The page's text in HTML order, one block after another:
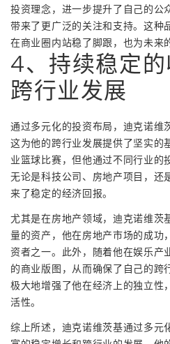
投资理念，进一步提升了自己的公
带来了更广泛的关注和支持。这种
在商业圈内站稳了脚跟，也为未来
4、持续稳定
跨行业发展
通过多元化的投资布局，迪克诺维
这为他的跨行业发展提供了坚实的
业篮球比赛，但他通过不同行业的
无论是科技公司、房地产项目，还
来了稳定的经济回报。
尤其是在房地产领域，迪克诺维茨
量的资产，他在房地产市场的成功
资者之一。此外，随着他在娱乐产
的商业版图，从而确保了自己的跨
极大地增强了他在经济上的独立性
活性。
综上所述，迪克诺维茨基通过多元